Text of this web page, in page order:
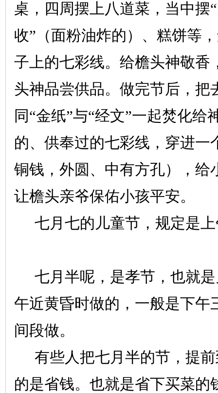
桌，四周摆上八道菜，当中摆
收”（面粉油炸的）、糕饼等
子上的七彩线。给檐头神敬香
头神品尝供品。做完节后，把
同“金纸”与“经文”一起焚化给
的、供奉过的七彩线，穿进一
铜钱，外圆、中有方孔），给
让檐头亲爷保佑小孩平安。
七月七的儿童节，规定是
七月半呢，是孝节，也就
午近黄昏时做的，一般是下午
间段做。
有些人把七月半的节，提
的是省钱。也就是省下买菜的